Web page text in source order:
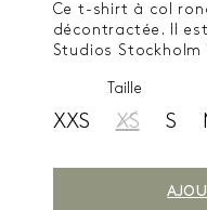
Ce t-shirt à col
décontractée. Il
Studios
Taille
XXS XS S